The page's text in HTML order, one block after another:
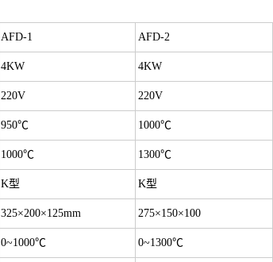
AFD-1 AFD-2
4KW 4KW
220V 220V
950℃ 1000℃
1000℃ 1300℃
K型 K型
325×200×125mm 275×150×100
0~1000℃ 0~1300℃